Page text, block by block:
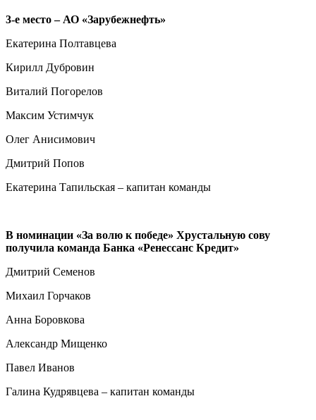
3-е место – АО «Зарубежнефть»
Екатерина Полтавцева
Кирилл Дубровин
Виталий Погорелов
Максим Устимчук
Олег Анисимович
Дмитрий Попов
Екатерина Тапильская – капитан команды
В номинации «За волю к победе» Хрустальную сову
получила команда Банка «Ренессанс Кредит»
Дмитрий Семенов
Михаил Горчаков
Анна Боровкова
Александр Мищенко
Павел Иванов
Галина Кудрявцева – капитан команды